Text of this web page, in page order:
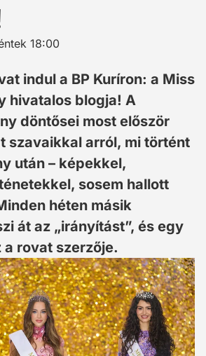
18:00
indul a BP Kuríron: a Miss
hivatalos blogja! A
döntősei most először
szavaikkal arról, mi történt
után – képekkel,
sosem hallott
héten másik
át az „irányítást”, és egy
a rovat szerzője.